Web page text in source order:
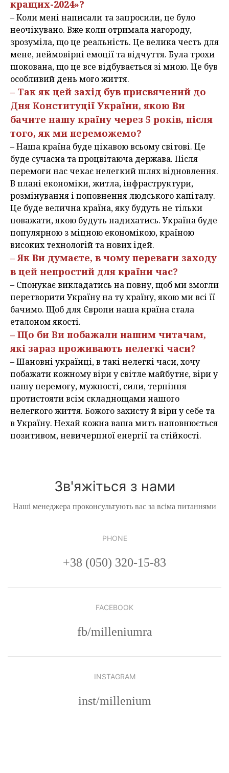
кращих-2024»?
– Коли мені написали та запросили, це було
неочікувано. Вже коли отримала нагороду,
зрозуміла, що це реальність. Це велика честь для
мене, неймовірні емоції та відчуття. Була трохи
шокована, що це все відбувається зі мною. Це був
особливий день мого життя.
– Так як цей захід був присвячений до
Дня Конституції України, якою Ви
бачите нашу країну через 5 років, після
того, як ми переможемо?
– Наша країна буде цікавою всьому світові. Це
буде сучасна та процвітаюча держава. Після
перемоги нас чекає нелегкий шлях відновлення.
В плані економіки, житла, інфраструктури,
розмінування і поповнення людського капіталу.
Це буде велична країна, яку будуть не тільки
поважати, якою будуть надихатись. Україна буде
популярною з міцною економікою, країною
високих технологій та нових ідей.
– Як Ви думаєте, в чому переваги заходу
в цей непростий для країни час?
– Спонукає викладатись на повну, щоб ми змогли
перетворити Україну на ту країну, якою ми всі її
бачимо. Щоб для Європи наша країна стала
еталоном якості.
– Що би Ви побажали нашим читачам,
які зараз проживають нелегкі часи?
– Шановні українці, в такі нелегкі часи, хочу
побажати кожному віри у світле майбутнє, віри у
нашу перемогу, мужності, сили, терпіння
протистояти всім складнощами нашого
нелегкого життя. Божого захисту й віри у себе та
в Україну. Нехай кожна ваша мить наповнюється
позитивом, невичерпної енергії та стійкості.
Зв'яжіться з нами
Наші менеджера проконсультують вас за всіма питаннями
PHONE
+38 (050) 320-15-83
FACEBOOK
fb/milleniumra
INSTAGRAM
inst/millenium